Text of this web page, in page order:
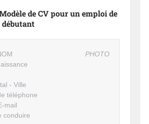
de CV pour un emploi de
PHOTO
- Ville
téléphone
mail
conduire